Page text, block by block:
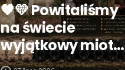
🖤💛 Powitaliśmy
na świecie
wyjątkowy miot…